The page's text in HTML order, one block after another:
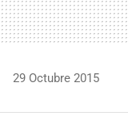
29 Octubre 2015